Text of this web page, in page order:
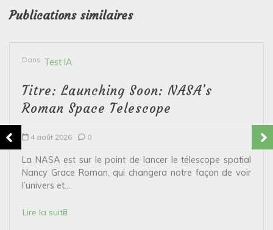
Publications similaires
Dans Test IA
Titre: Launching Soon: NASA’s
Roman Space Telescope
4 août 2026 0
La NASA est sur le point de lancer le télescope spatial
Nancy Grace Roman, qui changera notre façon de voir
l’univers et...
Lire la suite